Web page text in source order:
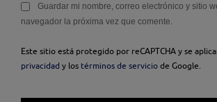
Guardar mi nombre, correo electrónico y sitio
navegador la próxima vez que comente.
Este sitio está protegido por reCAPTCHA y se
privacidad y los términos de servicio de Google.